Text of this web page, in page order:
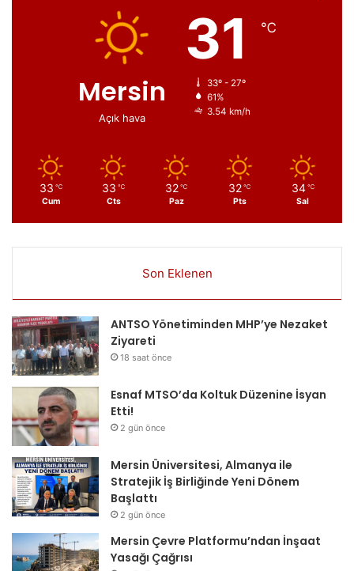
Mersin
Açık hava
31 ℃
33º - 27º
61%
3.54 km/h
33 ℃
Cum
33 ℃
Cts
32 ℃
Paz
32 ℃
Pts
34 ℃
Sal
Son Eklenen
ANTSO Yönetiminden MHP’ye Nezaket
Ziyareti
18 saat önce
Esnaf MTSO’da Koltuk Düzenine İsyan
Etti!
2 gün önce
Mersin Üniversitesi, Almanya ile
Stratejik İş Birliğinde Yeni Dönem
Başlattı
2 gün önce
Mersin Çevre Platformu’ndan İnşaat
Yasağı Çağrısı